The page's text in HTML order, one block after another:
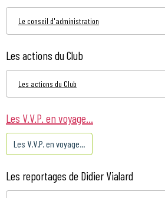
Le conseil d'administration
Les actions du Club
Les actions du Club
Les V.V.P. en voyage...
Les V.V.P. en voyage...
Les reportages de Didier Vialard